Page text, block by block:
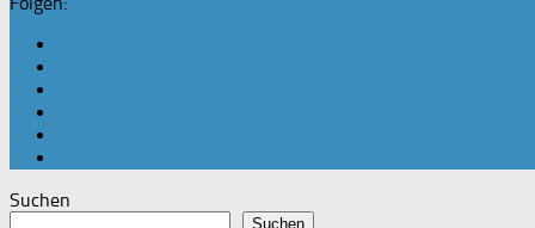
Suchen
Suchen